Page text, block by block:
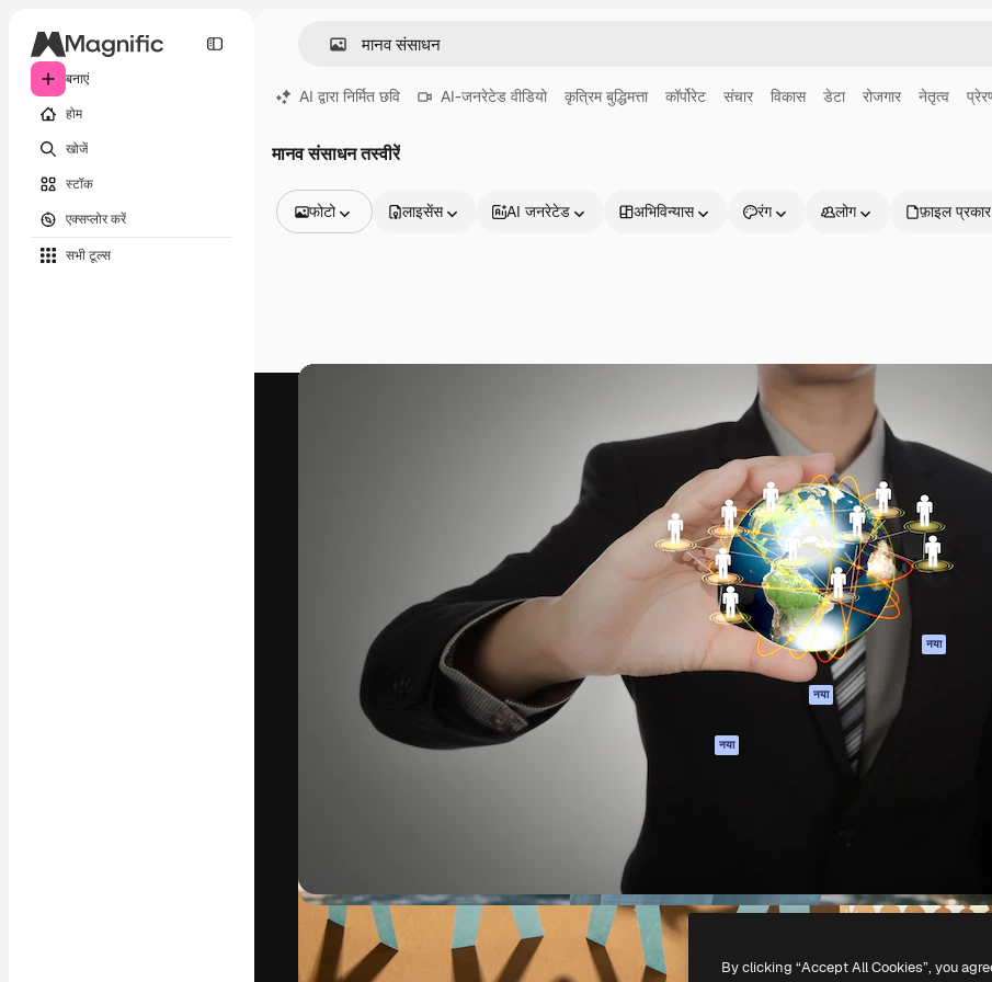
बनाएं
होम
खोजें
स्टॉक
एक्सप्लोर करें
सभी टूल्‍स
AI द्वारा निर्मित छवि AI-जनरेटेड वीडियो कृत्रिम बुद्धिमत्ता कॉर्पोरेट संचार विकास डेटा रोजगार नेतृत्व
मानव संसाधन तस्वीरें
फोटो
वीडियो
लाइसेंस AI जनरेटेड अभिविन्यास रंग लोग फ़ाइल प्रकार
अपने बेहतरीन काम को बनाने के लिए क्रिएटिव प्लेटफॉर्म।
क्रिएटिव, एंटरप्राइजेज, एजेंसियों और स्टूडियो में 1
मिलियन से ज़्यादा सब्सक्राइबर।
प्रोडक्ट्स
Spaces
AI सहायक
एआई इमेज जेनरेटर
AI वीडियो जनरेटर
एआई वॉयस जनरेटर
स्टॉक सामग्री
MCP
नया
नया
Academy
दस्तावेज़ीकरण
सहायता
उपयोग की शर्तें
गोपनीयता नीति
ओरिजिनल्स
नया
कुकीज़ नीति
ट्रस्ट सेंटर
एफिलिएट्स
बिज़नेस
Freepik Company S.L.U.
By clicking “Accept All Cookies”, you